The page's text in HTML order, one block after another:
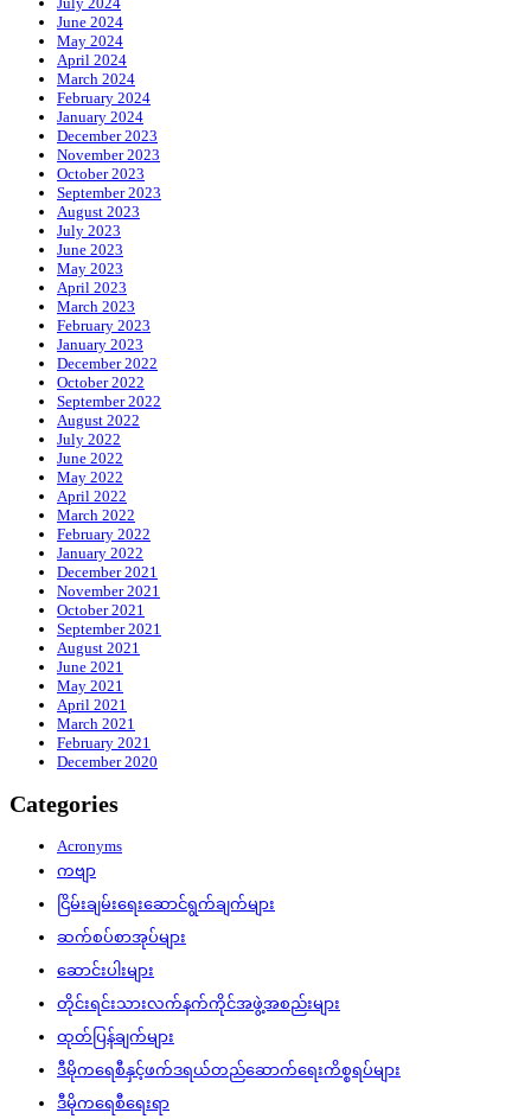
June 2024
May 2024
April 2024
March 2024
February 2024
January 2024
December 2023
November 2023
October 2023
September 2023
August 2023
July 2023
June 2023
May 2023
April 2023
March 2023
February 2023
January 2023
December 2022
October 2022
September 2022
August 2022
July 2022
June 2022
May 2022
April 2022
March 2022
February 2022
January 2022
December 2021
November 2021
October 2021
September 2021
August 2021
June 2021
May 2021
April 2021
March 2021
February 2021
December 2020
Categories
Acronyms
ကဗျာ
ငြိမ်းချမ်းရေးဆောင်ရွက်ချက်များ
ဆက်စပ်စာအုပ်များ
ဆောင်းပါးများ
တိုင်းရင်းသားလက်နက်ကိုင်အဖွဲ့အစည်းများ
ထုတ်ပြန်ချက်များ
ဒီမိုကရေစီနှင့်ဖက်ဒရယ်တည်ဆောက်‌ရေးကိစ္စရပ်များ
ဒီမိုကရေစီရေးရာ